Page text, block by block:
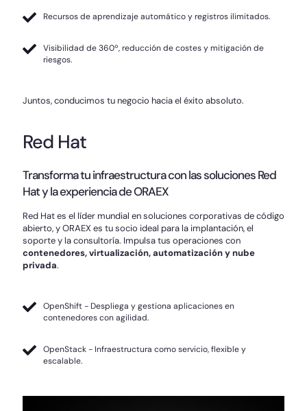
Recursos de aprendizaje automático y registros ilimitados.
Visibilidad de 360º, reducción de costes y mitigación de
riesgos.
Juntos, conducimos tu negocio hacia el éxito absoluto.
Red Hat
Transforma tu infraestructura con las soluciones Red
Hat y la experiencia de ORAEX
Red Hat es el líder mundial en soluciones corporativas de código
abierto, y ORAEX es tu socio ideal para la implantación, el
soporte y la consultoría. Impulsa tus operaciones con
contenedores, virtualización, automatización y nube
privada.
OpenShift - Despliega y gestiona aplicaciones en
contenedores con agilidad.
OpenStack - Infraestructura como servicio, flexible y
escalable.